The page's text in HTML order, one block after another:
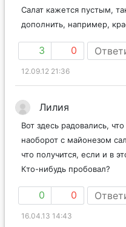
Салат кажется пустым,
дополнить, например,
3 0
12.09.12 21:36
Лилия
Вот здесь радовались,
наоборот с майонезом
что получится, если и в
Кто-нибудь пробовал?
0 0
16.04.13 14:43